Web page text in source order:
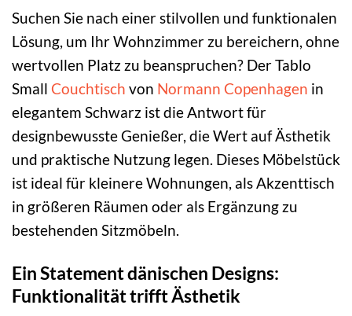
Suchen Sie nach einer stilvollen und funktionalen
Lösung, um Ihr Wohnzimmer zu bereichern, ohne
wertvollen Platz zu beanspruchen? Der Tablo
Small Couchtisch von Normann Copenhagen in
elegantem Schwarz ist die Antwort für
designbewusste Genießer, die Wert auf Ästhetik
und praktische Nutzung legen. Dieses Möbelstück
ist ideal für kleinere Wohnungen, als Akzenttisch
in größeren Räumen oder als Ergänzung zu
bestehenden Sitzmöbeln.
Ein Statement dänischen Designs:
Funktionalität trifft Ästhetik